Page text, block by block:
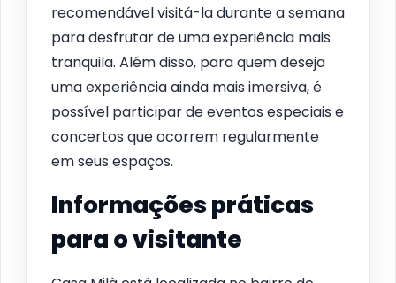
recomendável visitá-la durante a semana
para desfrutar de uma experiência mais
tranquila. Além disso, para quem deseja
uma experiência ainda mais imersiva, é
possível participar de eventos especiais e
concertos que ocorrem regularmente
em seus espaços.
Informações práticas
para o visitante